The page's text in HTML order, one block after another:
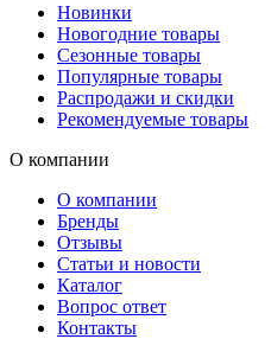
Новинки
Новогодние товары
Сезонные товары
Популярные товары
Распродажи и скидки
Рекомендуемые товары
О компании
О компании
Бренды
Отзывы
Статьи и новости
Каталог
Вопрос ответ
Контакты